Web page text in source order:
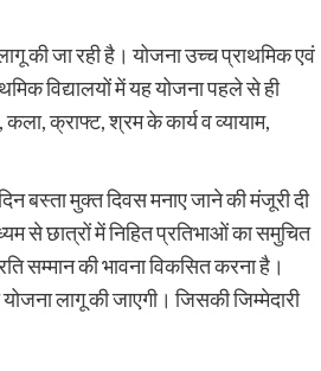
की जा रही है। योजना उच्च प्राथमिक एवं
विद्यालयों में यह योजना पहले से ही
क्राफ्ट, श्रम के कार्य व व्यायाम,
बस्ता मुक्त दिवस मनाए जाने की मंजूरी दी
से छात्रों में निहित प्रतिभाओं का समुचित
सम्मान की भावना विकसित करना है।
लागू की जाएगी। जिसकी जिम्मेदारी